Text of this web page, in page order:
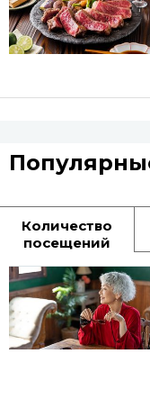
Количество
посещений